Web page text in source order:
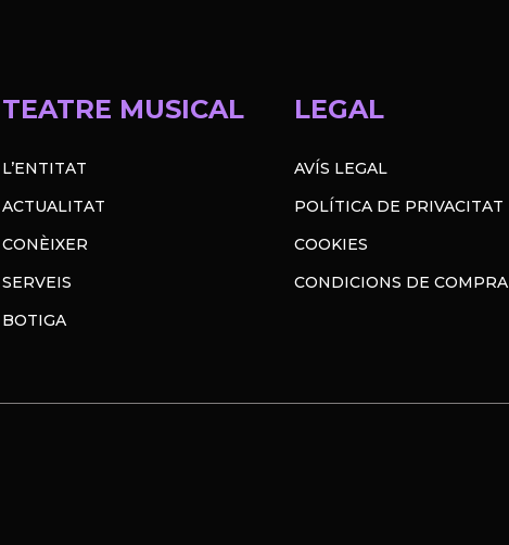
TEATRE MUSICAL
L’ENTITAT
ACTUALITAT
CONÈIXER
SERVEIS
BOTIGA
LEGAL
AVÍS LEGAL
POLÍTICA DE PRIVACITAT
COOKIES
CONDICIONS DE COMPRA